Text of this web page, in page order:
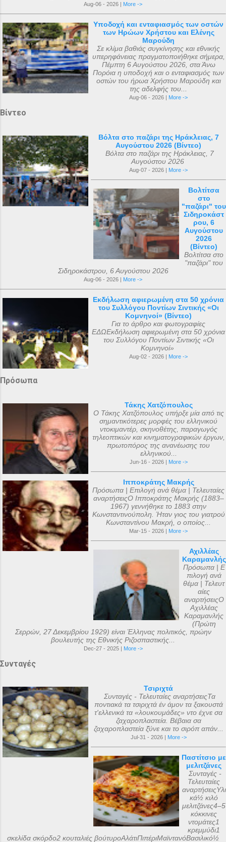
Aug-06 - 2026 | More ->
Υποδοχή και ενταφιασμός των οστών
των Ηρώων Χρήστου και Ελένης
Μαρούδη
Σε κλίμα βαθιάς συγκίνησης και εθνικής
υπερηφάνειας πραγματοποιήθηκε σήμερα,
Πέμπτη 6 Αυγούστου 2026, στα Άνω
Πορόια η υποδοχή και ο ενταφιασμός των
οστών του ήρωα Χρήστου Μαρούδη και
της αδελφής του...
Aug-06 - 2026 | More ->
Βίντεο
Βόλτα στο παζάρι της Ηράκλειας, 7
Αυγούστου 2026 (Βίντεο)
Βόλτα στο παζάρι της Ηράκλειας, 7
Αυγούστου 2026
Aug-07 - 2026 | More ->
Βολτίτσα
στο
"παζάρι" του
Σιδηροκάστ
ρου, 6
Αυγούστου
2026
(Βίντεο)
Βολτίτσα στο
"παζάρι" του
Σιδηροκάστρου, 6 Αυγούστου 2026
Aug-06 - 2026 | More ->
Εκδήλωση αφιερωμένη στα 50 χρόνια
του Συλλόγου Ποντίων Σιντικής «Οι
Κομνηνοί» (Βίντεο)
Για το άρθρο και φωτογραφίες
ΕΔΩΕκδήλωση αφιερωμένη στα 50 χρόνια
του Συλλόγου Ποντίων Σιντικής «Οι
Κομνηνοί»
Aug-02 - 2026 | More ->
Πρόσωπα
Τάκης Χατζόπουλος
Ο Τάκης Χατζόπουλος υπήρξε μία από τις
σημαντικότερες μορφές του ελληνικού
ντοκιμαντέρ, σκηνοθέτης, παραγωγός
τηλεοπτικών και κινηματογραφικών έργων,
πρωτοπόρος της ανανέωσης του
ελληνικού...
Jun-16 - 2026 | More ->
Ιπποκράτης Μακρής
Πρόσωπα | Επιλογή ανά θέμα | Τελευταίες
αναρτήσειςΟ Ιπποκράτης Μακρής (1883–
1967) γεννήθηκε το 1883 στην
Κωνσταντινούπολη. Ήταν γιος του γιατρού
Κωνσταντίνου Μακρή, ο οποίος...
Mar-15 - 2026 | More ->
Αχιλλέας
Καραμανλής
Πρόσωπα | Ε
πιλογή ανά
θέμα | Τελευτ
αίες
αναρτήσειςΟ
Αχιλλέας
Καραμανλής
(Πρώτη
Σερρών, 27 Δεκεμβρίου 1929) είναι Έλληνας πολιτικός, πρώην
βουλευτής της Εθνικής Ριζοσπαστικής...
Dec-27 - 2025 | More ->
Συνταγές
Τσιριχτά
Συνταγές - Τελευταίες αναρτήσειςΤα
ποντιακά τα τσιριχτά έν άμον τα ξακουστά
τ'ελλενικά τα «λουκουμάδες» ντο έχνε σα
ζαχαροπλαστεία. Βέβαια σα
ζαχαροπλαστεία ξ̌ύνε και το σιρόπ απάν...
Jul-31 - 2026 | More ->
Παστίτσιο με
μελιτζάνες
Συνταγές -
Τελευταίες
αναρτήσειςΥλι
κά½ κιλό
μελιτζάνες4–5
κόκκινες
ντομάτες1
κρεμμύδι1
σκελίδα σκόρδο2 κουταλιές βούτυροΑλάτιΠιπέριΜαϊντανόΒασιλικό½